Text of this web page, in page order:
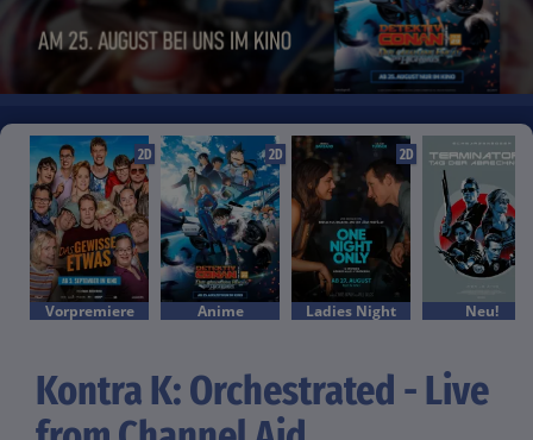
2D
Vorpremiere
2D
Anime
2D
Ladies Night Neu!
Kontra K: Orchestrated - Live